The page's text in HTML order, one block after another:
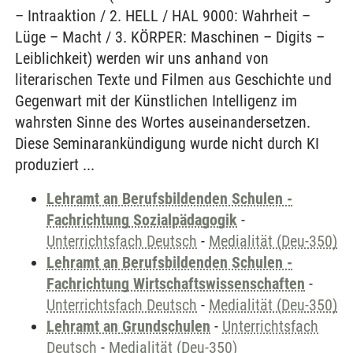
– Intraaktion / 2. HELL / HAL 9000: Wahrheit –
Lüge – Macht / 3. KÖRPER: Maschinen – Digits –
Leiblichkeit) werden wir uns anhand von
literarischen Texte und Filmen aus Geschichte und
Gegenwart mit der Künstlichen Intelligenz im
wahrsten Sinne des Wortes auseinandersetzen.
Diese Seminarankündigung wurde nicht durch KI
produziert ...
Lehramt an Berufsbildenden Schulen -
Fachrichtung Sozialpädagogik -
Unterrichtsfach Deutsch - Medialität (Deu-350)
Lehramt an Berufsbildenden Schulen -
Fachrichtung Wirtschaftswissenschaften -
Unterrichtsfach Deutsch - Medialität (Deu-350)
Lehramt an Grundschulen - Unterrichtsfach
Deutsch - Medialität (Deu-350)